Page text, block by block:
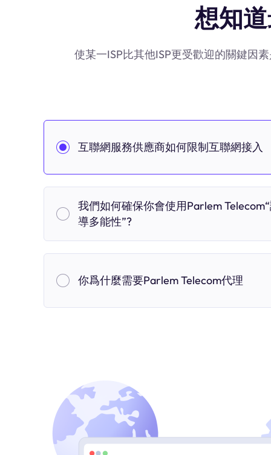
想知
使某一ISP比其他ISP更受歡迎的關鍵因
互聯網服務供應商如何限制互聯網接入
我們如何確保你會使用Parlem
導多能性”?
你爲什麼需要Parlem Telecom代理